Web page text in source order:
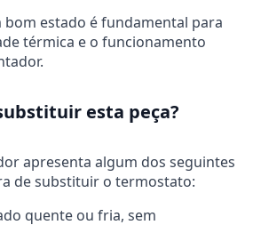
estado é fundamental para
térmica e o funcionamento
esta peça?
apresenta algum dos seguintes
de substituir o termostato:
quente ou fria, sem